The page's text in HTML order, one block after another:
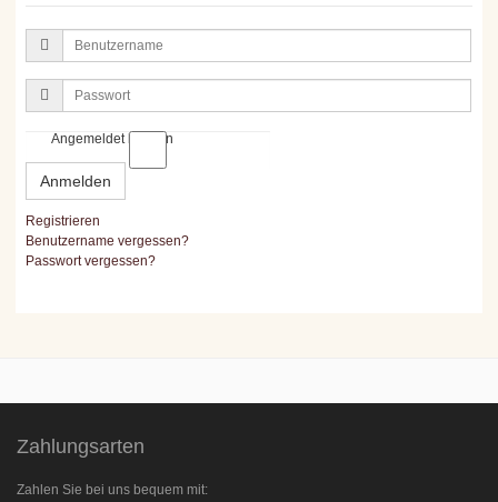
Benutzername
Passwort
Angemeldet bleiben
Anmelden
Registrieren
Benutzername vergessen?
Passwort vergessen?
Zahlungsarten
Zahlen Sie bei uns bequem mit: